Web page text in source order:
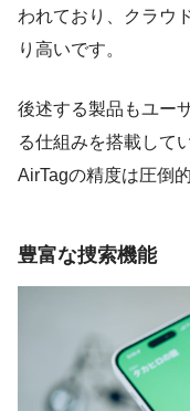
われており、クラウ
り高いです。
後述する製品もユー
る仕組みを搭載して
AirTagの精度は圧倒
豊富な捜索機能